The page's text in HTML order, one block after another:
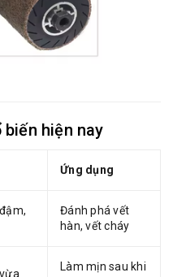
biến hiện nay
Ứng dụng
Đánh phá vết
hàn, vết cháy
Làm mịn sau khi